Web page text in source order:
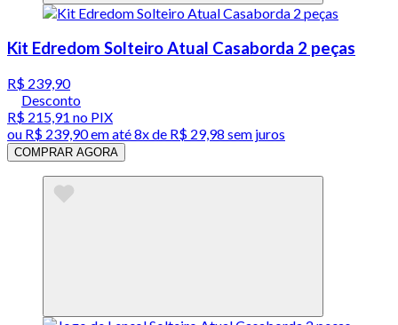
Kit Edredom Solteiro Atual Casaborda 2 peças
R$ 239,90
Desconto
R$ 215,91 no PIX
ou R$ 239,90em até8x de R$ 29,98 sem juros
COMPRAR AGORA